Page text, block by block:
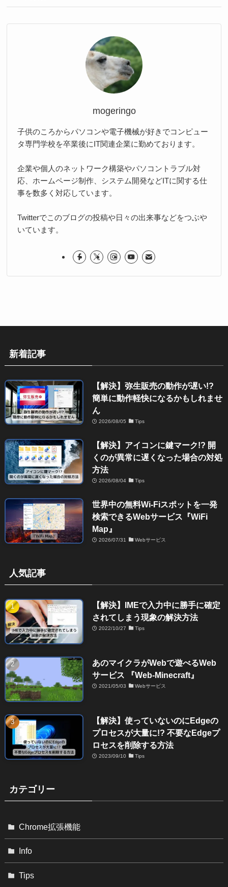
mogeringo
子供のころからパソコンや電子機械が好きでコンピュー
タ専門学校を卒業後にIT関連企業に勤めております。
企業や個人のネットワーク構築やパソコントラブル対
応、ホームページ制作、システム開発などITに関する仕
事を数多く対応しています。
Twitterでこのブログの投稿や日々の出来事などをつぶや
いています。
新着記事
【解決】弥生販売の動作が遅い!?
簡単に動作軽快になるかもしれませ
ん
2026/08/05 Tips
【解決】アイコンに鍵マーク!? 開
くのが異常に遅くなった場合の対処
方法
2026/08/04 Tips
世界中の無料Wi-Fiスポットを一発
検索できるWebサービス『WiFi
Map』
2026/07/31 Webサービス
人気記事
【解決】IMEで入力中に勝手に確定
されてしまう現象の解決方法
2022/10/27 Tips
あのマイクラがWebで遊べるWeb
サービス 『Web-Minecraft』
2021/05/03 Webサービス
【解決】使っていないのにEdgeの
プロセスが大量に!? 不要なEdgeプ
ロセスを削除する方法
2023/09/10 Tips
カテゴリー
Chrome拡張機能
Info
Tips